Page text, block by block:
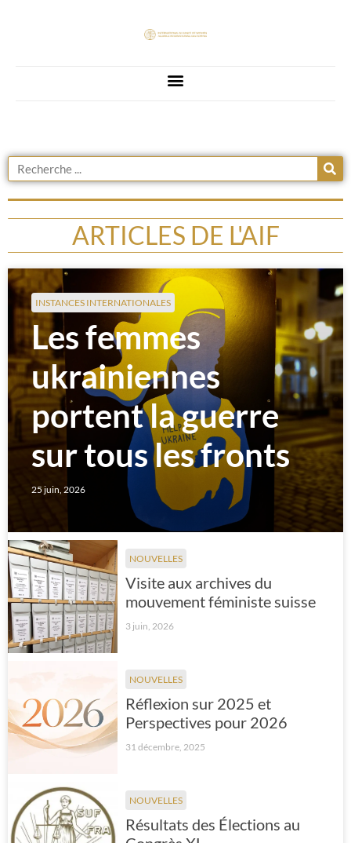
ARTICLES DE L'AIF
INSTANCES INTERNATIONALES
Les femmes
ukrainiennes
portent la guerre
sur tous les fronts
25 juin, 2026
NOUVELLES
Visite aux archives du
mouvement féministe suisse
3 juin, 2026
NOUVELLES
Réflexion sur 2025 et
Perspectives pour 2026
31 décembre, 2025
NOUVELLES
Résultats des Élections au